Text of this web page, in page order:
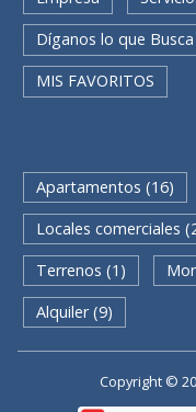
Díganos lo que Busca
MIS FAVORITOS
Apartamentos (16)
Locales comerciales
Terrenos (1)
Alquiler (9)
Copyright ©